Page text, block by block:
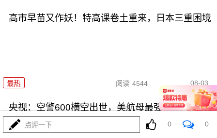
高市早苗又作妖！特高课卷土重来，日本三重困境
最热 阅读 4544 08-03
央视：空警600横空出世，美航母最强王牌失效
点评一下 0 0